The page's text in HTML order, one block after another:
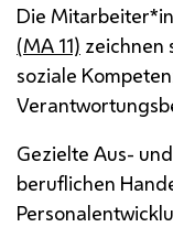
Die
(MA 11) zeichnen
soziale
Gezielte Aus-
beruflichen